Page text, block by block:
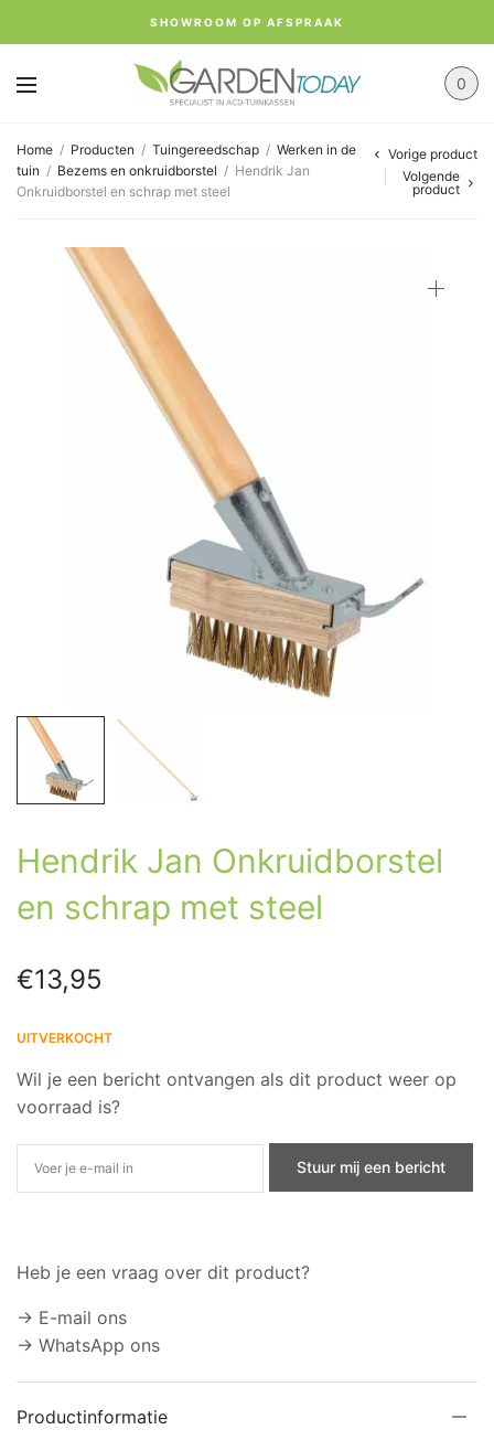
SHOWROOM OP AFSPRAAK
0
Home / Producten / Tuingereedschap / Werken in de
tuin / Bezems en onkruidborstel / Hendrik Jan
Onkruidborstel en schrap met steel
Vorige product
Volgende
product
Hendrik Jan Onkruidborstel
en schrap met steel
€13,95
UITVERKOCHT
Wil je een bericht ontvangen als dit product weer op
voorraad is?
Stuur mij een bericht
Heb je een vraag over dit product?
→ E-mail ons
→ WhatsApp ons
Productinformatie